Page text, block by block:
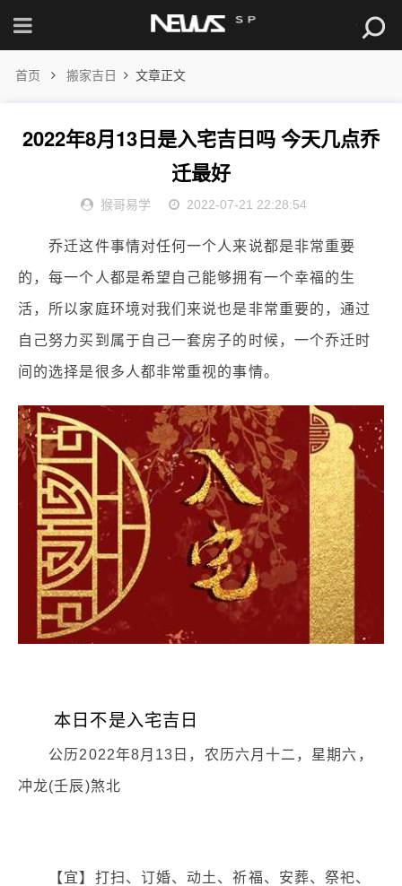
首页 搬家吉日 文章正文
2022年8月13日是入宅吉日吗 今天几点乔
迁最好
猴哥易学 2022-07-21 22:28:54
乔迁这件事情对任何一个人来说都是非常重要
的，每一个人都是希望自己能够拥有一个幸福的生
活，所以家庭环境对我们来说也是非常重要的，通过
自己努力买到属于自己一套房子的时候，一个乔迁时
间的选择是很多人都非常重视的事情。
本日不是入宅吉日
公历2022年8月13日，农历六月十二，星期六，
冲龙(壬辰)煞北
【宜】打扫、订婚、动土、祈福、安葬、祭祀、